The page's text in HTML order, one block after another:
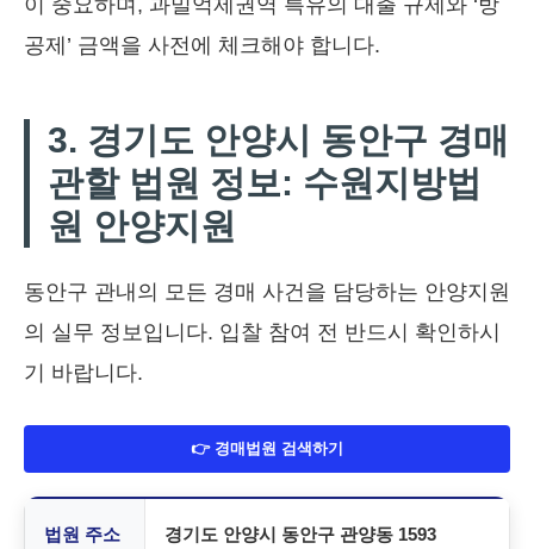
이 중요하며, 과밀억제권역 특유의 대출 규제와 ‘방
공제’ 금액을 사전에 체크해야 합니다.
3. 경기도 안양시 동안구 경매
관할 법원 정보: 수원지방법
원 안양지원
동안구 관내의 모든 경매 사건을 담당하는 안양지원
의 실무 정보입니다. 입찰 참여 전 반드시 확인하시
기 바랍니다.
👉 경매법원 검색하기
법원 주소 경기도 안양시 동안구 관양동 1593